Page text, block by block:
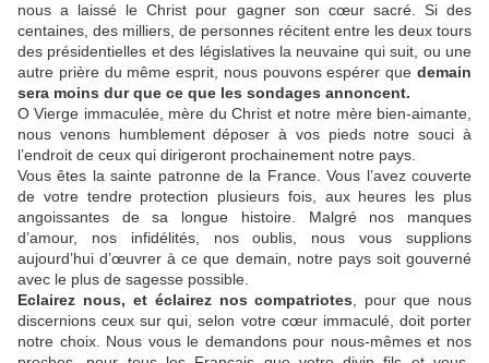
nous a laissé le Christ pour gagner son cœur sacré. Si des
centaines, des milliers, de personnes récitent entre les deux tours
des présidentielles et des législatives la neuvaine qui suit, ou une
autre prière du même esprit, nous pouvons espérer que demain
sera moins dur que ce que les sondages annoncent.
O Vierge immaculée, mère du Christ et notre mère bien-aimante,
nous venons humblement déposer à vos pieds notre souci à
l’endroit de ceux qui dirigeront prochainement notre pays.
Vous êtes la sainte patronne de la France. Vous l’avez couverte
de votre tendre protection plusieurs fois, aux heures les plus
angoissantes de sa longue histoire. Malgré nos manques
d’amour, nos infidélités, nos oublis, nous vous supplions
aujourd’hui d’œuvrer à ce que demain, notre pays soit gouverné
avec le plus de sagesse possible.
Eclairez nous, et éclairez nos compatriotes , pour que nous
discernions ceux sur qui, selon votre cœur immaculé, doit porter
notre choix. Nous vous le demandons pour nous-mêmes et nos